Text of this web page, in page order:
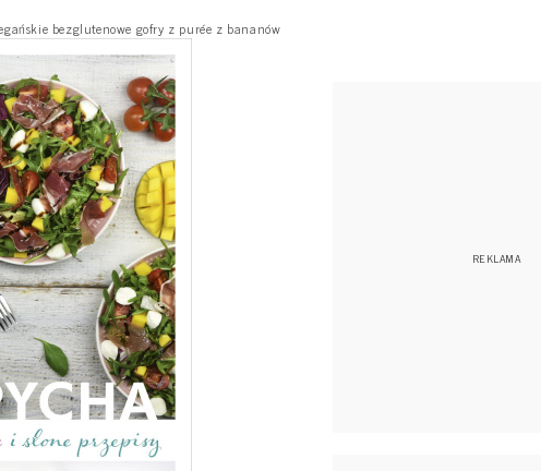
bezglutenowe gofry z purée z bananów